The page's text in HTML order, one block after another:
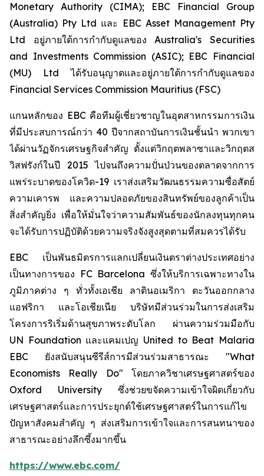
Monetary Authority (CIMA); EBC Financial Group
(Australia) Pty Ltd และ EBC Asset Management Pty
Ltd อยู่ภายใต้การกำกับดูแลของ Australia's Securities
and Investments Commission (ASIC); EBC Financial
(MU) Ltd ได้รับอนุญาตและอยู่ภายใต้การกำกับดูแลของ
Financial Services Commission Mauritius (FSC)
แกนหลักของ EBC คือทีมผู้เชี่ยวชาญในอุตสาหกรรมการเงิน
ที่มีประสบการณ์กว่า 40 ปีจากสถาบันการเงินชั้นนำ พวกเขา
ได้ผ่านวัฏจักรเศรษฐกิจสำคัญ ตั้งแต่วิกฤตพลาซาและวิกฤตส
วิสฟรังก์ในปี 2015 ไปจนถึงความปั่นป่วนของตลาดจากการ
แพร่ระบาดของโควิด-19 เราส่งเสริมวัฒนธรรมความซื่อสัตย์
ความเคารพ และความปลอดภัยของสินทรัพย์ของลูกค้าเป็น
สิ่งสำคัญยิ่ง เพื่อให้มั่นใจว่าความสัมพันธ์ของนักลงทุนทุกคน
จะได้รับการปฏิบัติด้วยความจริงจังสูงสุดตามที่สมควรได้รับ
EBC เป็นพันธมิตรการแลกเปลี่ยนเงินตราต่างประเทศอย่าง
เป็นทางการของ FC Barcelona ซึ่งให้บริการเฉพาะทางใน
ภูมิภาคต่าง ๆ ทั่วทั้งเอเชีย ลาตินอเมริกา ตะวันออกกลาง
แอฟริกา และโอเชียเนีย บริษัทมีส่วนร่วมในการส่งเสริม
โครงการริเริ่มด้านสุขภาพระดับโลก ผ่านความร่วมมือกับ
UN Foundation และแคมเปญ United to Beat Malaria
EBC ยังสนับสนุนซีรีส์การมีส่วนร่วมสาธารณะ "What
Economists Really Do" โดยภาควิชาเศรษฐศาสตร์ของ
Oxford University ซึ่งช่วยขจัดความเข้าใจผิดเกี่ยวกับ
เศรษฐศาสตร์และการประยุกต์ใช้เศรษฐศาสตร์ในการแก้ไข
ปัญหาสังคมสำคัญ ๆ ส่งเสริมการเข้าใจและการสนทนาของ
สาธารณะอย่างลึกซึ้งมากขึ้น
https://www.ebc.com/